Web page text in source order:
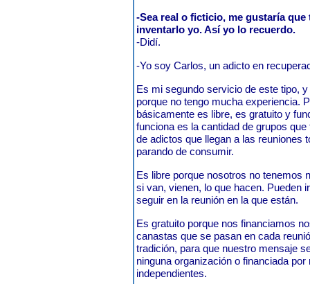
-Sea real o ficticio, me gustaría
inventarlo yo. Así yo lo recuerdo.
-Didí.
-Yo soy Carlos, un adicto en
Es mi segundo servicio de este tipo,
porque no tengo mucha experiencia.
básicamente es libre, es gratuito y
funciona es la cantidad de grupos
de adictos que llegan a las reuniones
parando de consumir.
Es libre porque nosotros no tenemos
si van, vienen, lo que hacen. Pueden
seguir en la reunión en la que
Es gratuito porque nos financiamos
canastas que se pasan en cada
tradición, para que nuestro mensaje
ninguna organización o financiada
independientes.